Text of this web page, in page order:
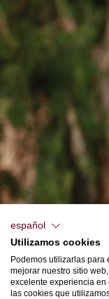
español
Utilizamos cookies
Podemos utilizarlas para
mejorar nuestro sitio
excelente experiencia en
las cookies que